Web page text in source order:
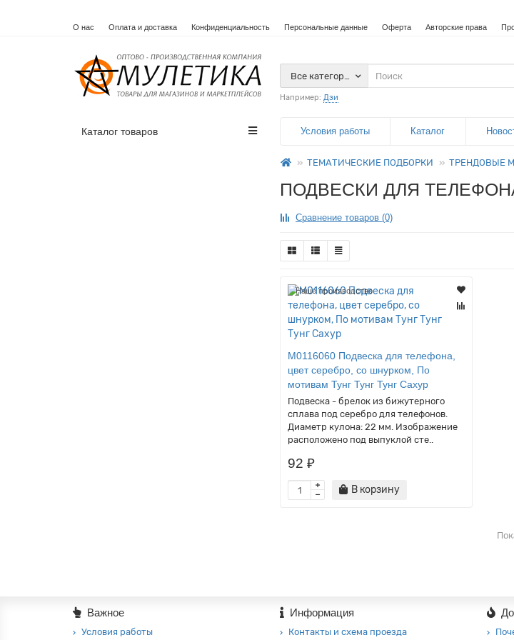
О нас Оплата и доставка Конфиденциальность Персональные данные Оферта Авторские права
Все категории
Например: Дзи
Каталог товаров Условия работы Каталог
ТЕМАТИЧЕСКИЕ ПОДБОРКИ ТРЕНДОВЫЕ
ПОДВЕСКИ ДЛЯ
Сравнение товаров (0)
Наше производство
M0116060 Подвеска для телефона,
цвет серебро, со шнурком, По
мотивам Тунг Тунг Тунг Сахур
Подвеска - брелок из бижутерного
сплава под серебро для телефонов.
Диаметр кулона: 22 мм. Изображение
расположено под выпуклой сте..
92 ₽
В корзину
Важное
Условия работы
Информация
Контакты и схема проезда